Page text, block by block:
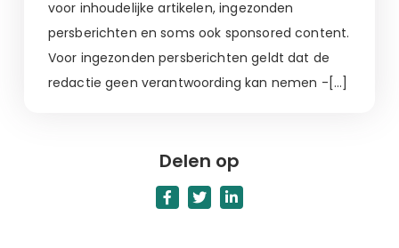
voor inhoudelijke artikelen, ingezonden
persberichten en soms ook sponsored content.
Voor ingezonden persberichten geldt dat de
redactie geen verantwoording kan nemen -[…]
Delen op